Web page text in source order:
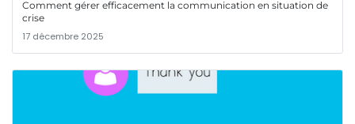
Comment gérer efficacement la communication en situation de
crise
17 décembre 2025